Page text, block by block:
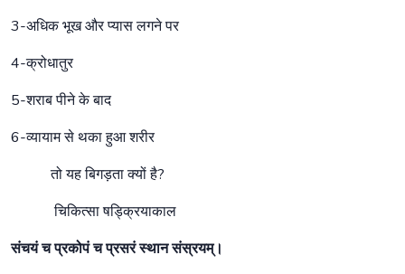
3-अधिक भूख और प्यास लगने पर
4-क्रोधातुर
5-शराब पीने के बाद
6-व्यायाम से थका हुआ शरीर
तो यह बिगड़ता क्यों है?
चिकित्सा षड्क्रियाकाल
संचयं च प्रकोपं च प्रसरं स्थान संस्रयम्।